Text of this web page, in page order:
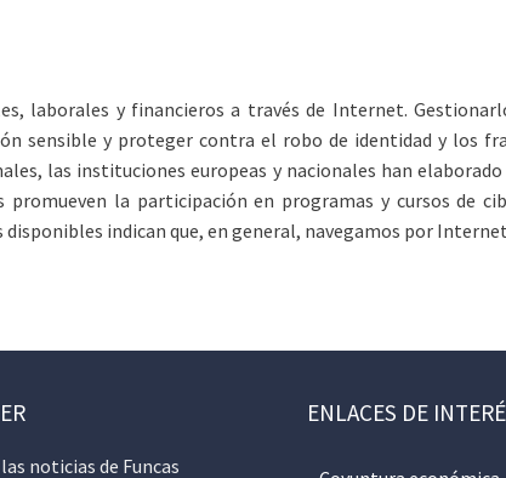
laborales y financieros a través de Internet.
sensible y proteger contra el robo de identidad y los
las instituciones europeas y nacionales han
la participación en programas y cursos de
indican que, en general, navegamos por
noticias de Funcas
ENLACES DE